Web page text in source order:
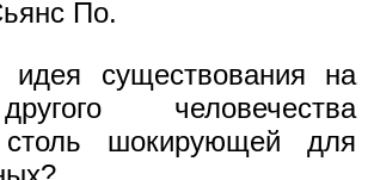
По.
существования на
человечества
столь шокирующей для